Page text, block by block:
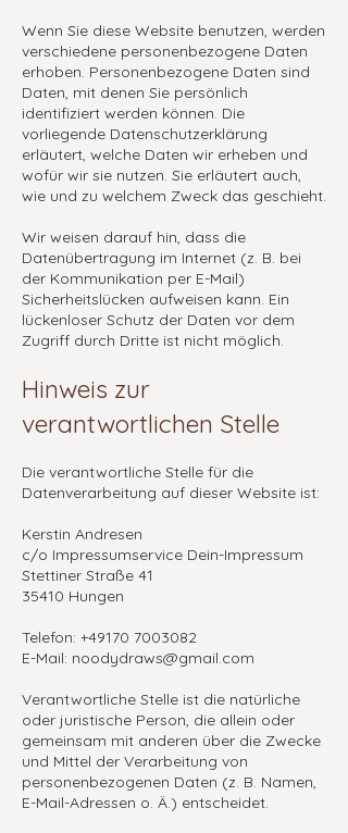
Wenn Sie diese Website benutzen, werden
verschiedene personenbezogene Daten
erhoben. Personenbezogene Daten sind
Daten, mit denen Sie persönlich
identifiziert werden können. Die
vorliegende Datenschutzerklärung
erläutert, welche Daten wir erheben und
wofür wir sie nutzen. Sie erläutert auch,
wie und zu welchem Zweck das geschieht.
Wir weisen darauf hin, dass die
Datenübertragung im Internet (z. B. bei
der Kommunikation per E-Mail)
Sicherheitslücken aufweisen kann. Ein
lückenloser Schutz der Daten vor dem
Zugriff durch Dritte ist nicht möglich.
Hinweis zur
verantwortlichen Stelle
Die verantwortliche Stelle für die
Datenverarbeitung auf dieser Website ist:
Kerstin Andresen
c/o Impressumservice Dein-Impressum
Stettiner Straße 41
35410 Hungen
Telefon: +49170 7003082
E-Mail: noodydraws@gmail.com
Verantwortliche Stelle ist die natürliche
oder juristische Person, die allein oder
gemeinsam mit anderen über die Zwecke
und Mittel der Verarbeitung von
personenbezogenen Daten (z. B. Namen,
E-Mail-Adressen o. Ä.) entscheidet.